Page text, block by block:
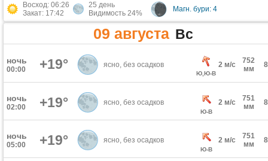
Восход: 06:26
Закат: 17:42
25 день
Видимость 24%
Магн. бури: 4
09 августа Вс
ночь
00:00 +19° ясно, без осадков
Ю,Ю-В
2 м/с
752
мм
ночь
02:00 +19° ясно, без осадков
Ю-В
2 м/с
751
мм
ночь
05:00 +19° ясно, без осадков
Ю-В
2 м/с
751
мм